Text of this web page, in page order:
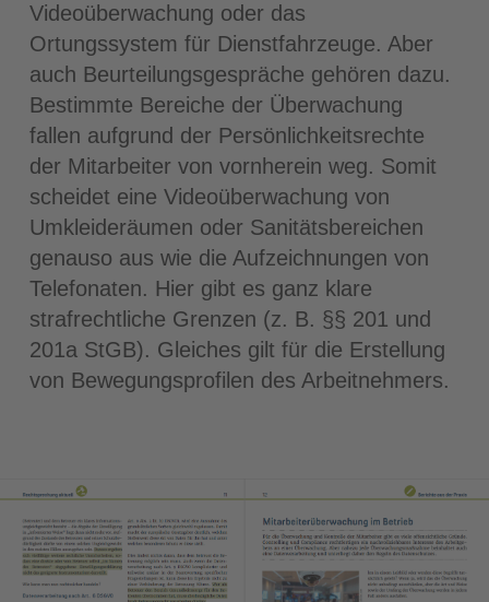
Videoüberwachung oder das
Ortungssystem für Dienstfahrzeuge. Aber
auch Beurteilungsgespräche gehören dazu.
Bestimmte Bereiche der Überwachung
fallen aufgrund der Persönlichkeitsrechte
der Mitarbeiter von vornherein weg. Somit
scheidet eine Videoüberwachung von
Umkleideräumen oder Sanitätsbereichen
genauso aus wie die Aufzeichnungen von
Telefonaten. Hier gibt es ganz klare
strafrechtliche Grenzen (z. B. §§ 201 und
201a StGB). Gleiches gilt für die Erstellung
von Bewegungsprofilen des Arbeitnehmers.